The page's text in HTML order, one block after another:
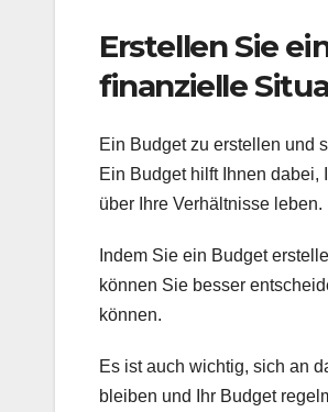
Erstellen Sie
finanzielle
Ein Budget zu erstellen und
Ein Budget hilft Ihnen
über Ihre Verhältnisse leben.
Indem Sie ein Budget
können Sie besser
können.
Es ist auch wichtig, sich an
bleiben und Ihr Budget